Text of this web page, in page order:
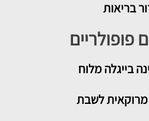
בריאות
פופולריים
בייגלה מלוח
לשבת